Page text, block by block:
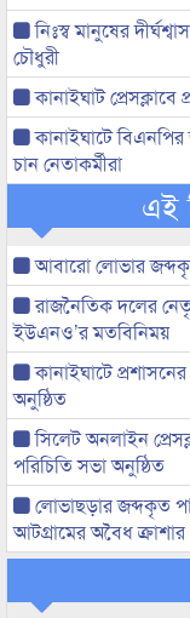
নিঃস্ব মানুষের
চৌধুরী
কানাইঘাট
কানাইঘাটে
চান নেতাকর্মীরা
এই
আবারো লোভার
রাজনৈতিক দলের
ইউএনও’র মতবিনিময়
কানাইঘাটে
অনুষ্ঠিত
সিলেট অনলাইন
পরিচিতি সভা অনুষ্ঠিত
লোভাছড়ার জব্দকৃত
আটগ্রামের অবৈধ